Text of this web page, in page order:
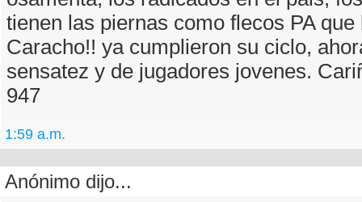
tienen las piernas como flecos PA
Caracho!! ya cumplieron su ciclo,
sensatez y de jugadores jovenes.
947
1:59 a.m.
Anónimo dijo...